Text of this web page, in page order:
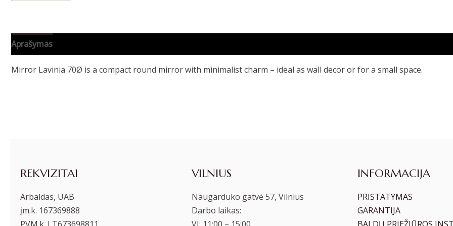
Aprašymas
Mirror Lavinia 70Ø is a compact round mirror with minimalist charm – ideal as wall decor or for a small space.
REKVIZITAI
Arbaldas, UAB
įm.k. 167369888
VILNIUS
Naugarduko gatvė 57, Vilnius
Darbo laikas:
INFORMACIJA
PRISTATYMAS
GARANTIJA